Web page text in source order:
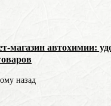
магазин автохимии:
назад